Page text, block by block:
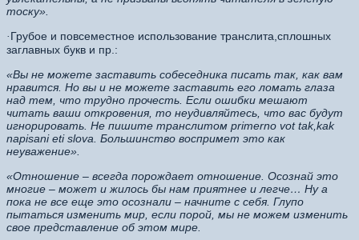
тоску».
· Грубое и повсеместное использование транслита,сплошных
заглавных букв и пр.:
«Вы не можете заставить собеседника писать так, как вам
нравится. Но вы и не можете заставить его ломать глаза
над тем, что трудно прочесть. Если ошибки мешают
читать ваши откровения, то неудивляйтесь, что вас будут
игнорировать. Не пишите транслитом primerno vot tak,kak
napisani eti slova. Большинство воспримет это как
неуважение».
«Отношение – всегда порождает отношение. Осознай это
многие – может и жилось бы нам приятнее и легче… Ну а
пока не все еще это осознали – начните с себя. Глупо
пытаться изменить мир, если порой, мы не можем изменить
свое представление об этом мире.